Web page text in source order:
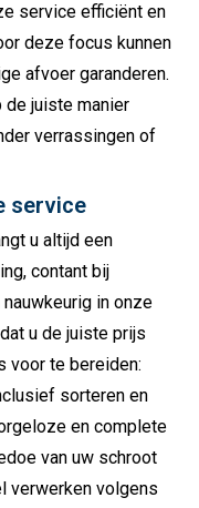
service efficiënt en
deze focus kunnen
afvoer garanderen.
de juiste manier
verrassingen of
service
u altijd een
contant bij
in onze
u de juiste prijs
voor te bereiden:
sorteren en
en complete
van uw schroot
verwerken volgens